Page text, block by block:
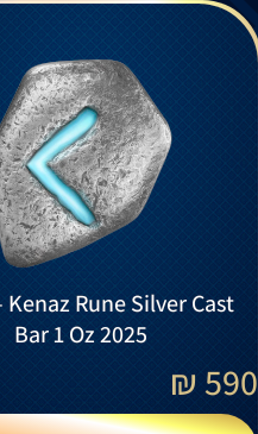
Kenaz Rune Silver Cast
Bar 1 Oz 2025
590
₪